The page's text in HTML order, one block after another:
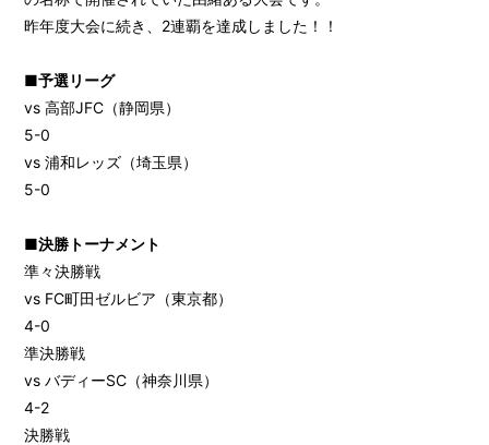
昨年度大会に続き、2連覇を達成しました！！
■予選リーグ
vs 高部JFC（静岡県）
5-0
vs 浦和レッズ（埼玉県）
5-0
■決勝トーナメント
準々決勝戦
vs FC町田ゼルビア（東京都）
4-0
準決勝戦
vs バディーSC（神奈川県）
4-2
決勝戦